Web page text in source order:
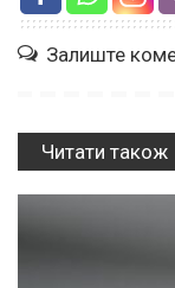
Залиште
Читати також